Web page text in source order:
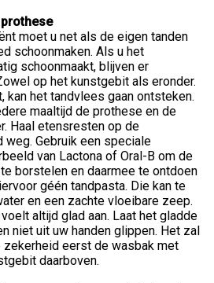
moet u net als de eigen tanden
schoonmaken. Als u het
schoonmaakt, blijven er
op het kunstgebit als eronder.
kan het tandvlees gaan ontsteken.
maaltijd de prothese en de
Haal etensresten op de
weg. Gebruik een speciale
van Lactona of Oral-B om de
borstelen en daarmee te ontdoen
géén tandpasta. Die kan te
en een zachte vloeibare zeep.
altijd glad aan. Laat het gladde
niet uit uw handen glippen. Het zal
zekerheid eerst de wasbak met
daarboven.